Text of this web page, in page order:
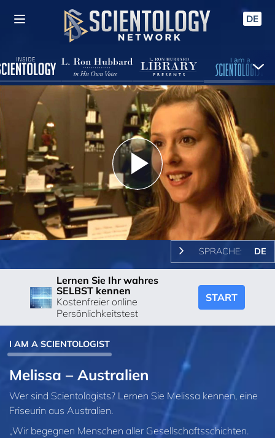
DE
Play
Video
SPRACHE: DE
Lernen Sie Ihr wahres
SELBST kennen
Kostenfreier online
Persönlichkeitstest
START
I AM A SCIENTOLOGIST
Melissa – Australien
Wer sind Scientologists? Lernen Sie Melissa kennen, eine
Friseurin aus Australien.
„Wir begegnen Menschen aller Gesellschaftsschichten.